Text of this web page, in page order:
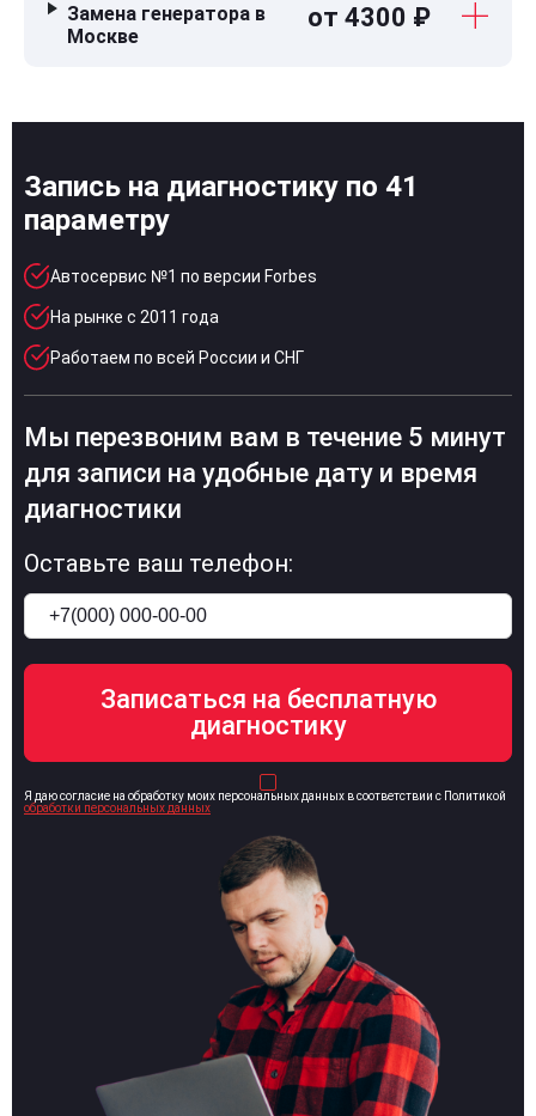
Замена генератора в
Москве
от 4300 ₽
Запись на диагностику по 41
параметру
Автосервис №1 по версии Forbes
На рынке с 2011 года
Работаем по всей России и СНГ
Мы перезвоним вам в течение 5 минут
для записи на удобные дату и время
диагностики
Оставьте ваш телефон:
Я даю согласие на обработку моих персональных данных в соответствии с Политикой
обработки персональных данных